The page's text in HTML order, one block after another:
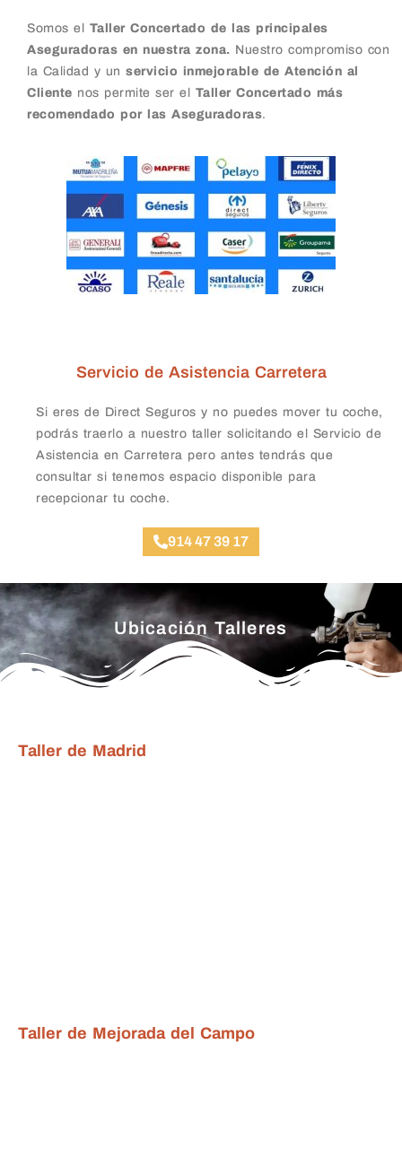
Somos el Taller Concertado de las principales
Aseguradoras en nuestra zona. Nuestro compromiso con
la Calidad y un servicio inmejorable de Atención al
Cliente nos permite ser el Taller Concertado más
recomendado por las Aseguradoras.
Servicio de Asistencia Carretera
Si eres de Direct Seguros y no puedes mover tu coche,
podrás traerlo a nuestro taller solicitando el Servicio de
Asistencia en Carretera pero antes tendrás que
consultar si tenemos espacio disponible para
recepcionar tu coche.
914 47 39 17
Ubicación Talleres
Taller de Madrid
Taller de Mejorada del Campo